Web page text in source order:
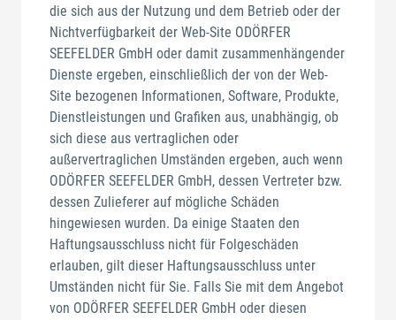
die sich aus der Nutzung und dem Betrieb oder der
Nichtverfügbarkeit der Web-Site ODÖRFER
SEEFELDER GmbH oder damit zusammenhängender
Dienste ergeben, einschließlich der von der Web-
Site bezogenen Informationen, Software, Produkte,
Dienstleistungen und Grafiken aus, unabhängig, ob
sich diese aus vertraglichen oder
außervertraglichen Umständen ergeben, auch wenn
ODÖRFER SEEFELDER GmbH, dessen Vertreter bzw.
dessen Zulieferer auf mögliche Schäden
hingewiesen wurden. Da einige Staaten den
Haftungsausschluss nicht für Folgeschäden
erlauben, gilt dieser Haftungsausschluss unter
Umständen nicht für Sie. Falls Sie mit dem Angebot
von ODÖRFER SEEFELDER GmbH oder diesen